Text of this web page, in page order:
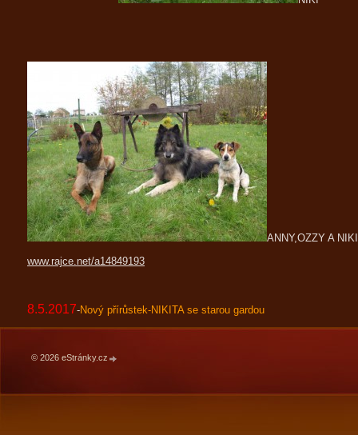
ANNY,OZZY A
www.rajce.net/a14849193
8.5.2017-Nový přírůstek-NIKITA se starou gardou
© 2026 eStránky.cz